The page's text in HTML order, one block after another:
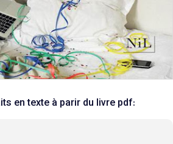
en texte à parir du livre pdf: